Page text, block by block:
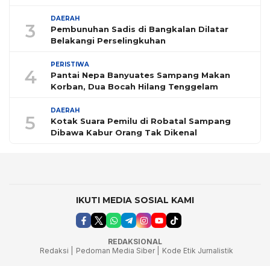
3
DAERAH
Pembunuhan Sadis di Bangkalan Dilatar
Belakangi Perselingkuhan
4
PERISTIWA
Pantai Nepa Banyuates Sampang Makan
Korban, Dua Bocah Hilang Tenggelam
5
DAERAH
Kotak Suara Pemilu di Robatal Sampang
Dibawa Kabur Orang Tak Dikenal
IKUTI MEDIA SOSIAL KAMI
REDAKSIONAL
Redaksi |
Pedoman Media Siber |
Kode Etik Jurnalistik